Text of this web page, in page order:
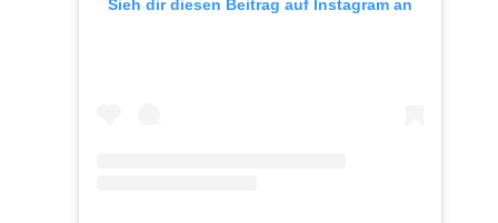
Sieh dir diesen Beitrag auf Instagram an